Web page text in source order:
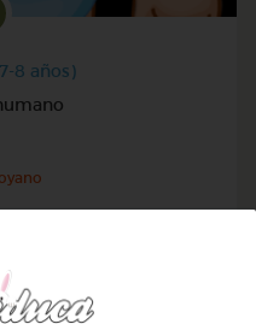
8 años)